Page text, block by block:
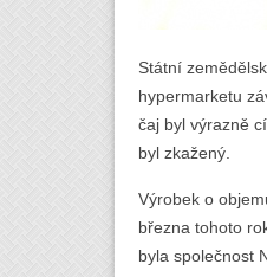
Státní
hypermarketu
čaj byl výrazně
byl zkažený.
Výrobek o
března tohoto
byla společnost